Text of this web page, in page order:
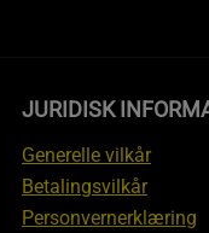
JURIDISK
Generelle vilkår
Betalingsvilkår
Personvernerklæring